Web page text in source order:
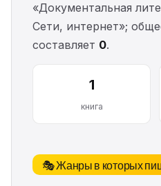
«Документальная
Сети, интернет»;
составляет 0.
1
книга
🎭 Жанры в которых